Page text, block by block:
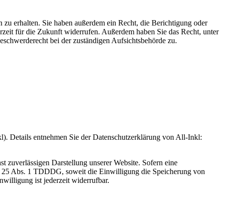
erhalten. Sie haben außerdem ein Recht, die Berichtigung oder
für die Zukunft widerrufen. Außerdem haben Sie das Recht, unter
bei der zuständigen Aufsichtsbehörde zu.
entnehmen Sie der Datenschutzerklärung von All-Inkl:
Darstellung unserer Website. Sofern eine
Abs. 1 TDDDG, soweit die Einwilligung die Speicherung von
ist jederzeit widerrufbar.